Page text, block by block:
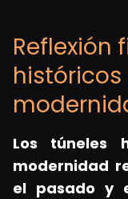
Reflexión
Los túneles
modernidad
el pasado y